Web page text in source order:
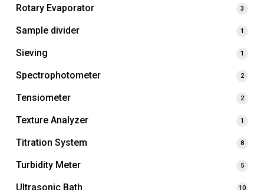
Rotary Evaporator 3
Sample divider 1
Sieving 1
Spectrophotometer 2
Tensiometer 2
Texture Analyzer 1
Titration System 8
Turbidity Meter 5
Ultrasonic Bath 10